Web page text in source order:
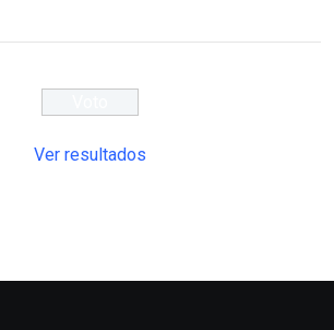
Ver resultados